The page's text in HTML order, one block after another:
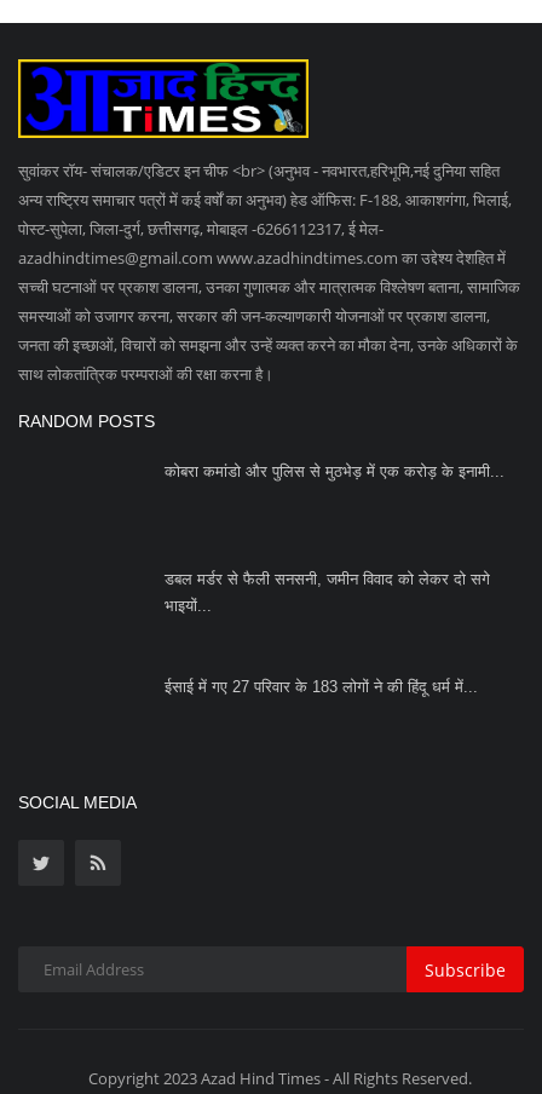
सुवांकर रॉय- संचालक/एडिटर इन चीफ <br> (अनुभव - नवभारत,हरिभूमि,नई दुनिया सहित
अन्य राष्ट्रिय समाचार पत्रों में कई वर्षों का अनुभव) हेड ऑफिस: F-188, आकाशगंगा, भिलाई,
पोस्ट-सुपेला, जिला-दुर्ग, छत्तीसगढ़, मोबाइल -6266112317, ई मेल-
azadhindtimes@gmail.com www.azadhindtimes.com का उद्देश्य देशहित में
सच्ची घटनाओं पर प्रकाश डालना, उनका गुणात्मक और मात्रात्मक विश्लेषण बताना, सामाजिक
समस्याओं को उजागर करना, सरकार की जन-कल्याणकारी योजनाओं पर प्रकाश डालना,
जनता की इच्छाओं, विचारों को समझना और उन्हें व्यक्त करने का मौका देना, उनके अधिकारों के
साथ लोकतांत्रिक परम्पराओं की रक्षा करना है।
RANDOM POSTS
कोबरा कमांडो और पुलिस से मुठभेड़ में एक करोड़ के इनामी...
डबल मर्डर से फैली सनसनी, जमीन विवाद को लेकर दो सगे
भाइयों...
ईसाई में गए 27 परिवार के 183 लोगों ने की हिंदू धर्म में...
SOCIAL MEDIA
Subscribe
Copyright 2023 Azad Hind Times - All Rights Reserved.